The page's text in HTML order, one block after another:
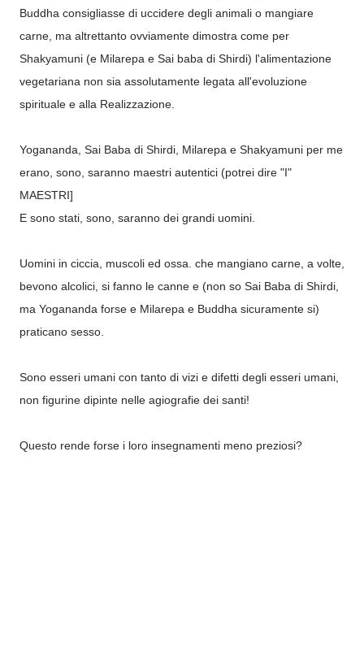
Buddha consigliasse di uccidere degli animali o mangiare
carne, ma altrettanto ovviamente dimostra come per
Shakyamuni (e Milarepa e Sai baba di Shirdi) l'alimentazione
vegetariana non sia assolutamente legata all'evoluzione
spirituale e alla Realizzazione.
Yogananda, Sai Baba di Shirdi, Milarepa e Shakyamuni per me
erano, sono, saranno maestri autentici (potrei dire "I"
MAESTRI]
E sono stati, sono, saranno dei grandi uomini.
Uomini in ciccia, muscoli ed ossa. che mangiano carne, a volte,
bevono alcolici, si fanno le canne e (non so Sai Baba di Shirdi,
ma Yogananda forse e Milarepa e Buddha sicuramente si)
praticano sesso.
Sono esseri umani con tanto di vizi e difetti degli esseri umani,
non figurine dipinte nelle agiografie dei santi!
Questo rende forse i loro insegnamenti meno preziosi?